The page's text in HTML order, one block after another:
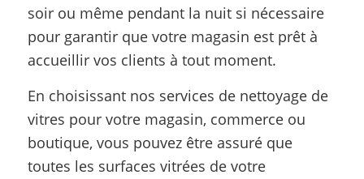
soir ou même pendant la nuit si nécessaire
pour garantir que votre magasin est prêt à
accueillir vos clients à tout moment.
En choisissant nos services de nettoyage de
vitres pour votre magasin, commerce ou
boutique, vous pouvez être assuré que
toutes les surfaces vitrées de votre